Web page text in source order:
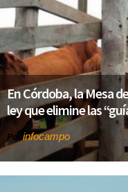
En Córdoba, la Mesa
ley que elimine las
Porinfocampo